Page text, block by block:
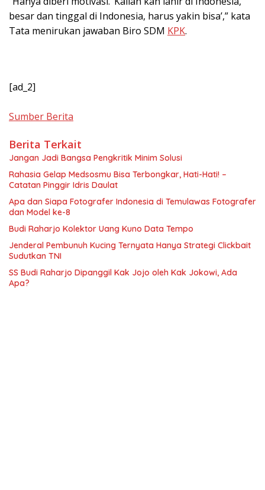
besar dan tinggal di Indonesia, harus yakin bisa’,” kata
Tata menirukan jawaban Biro SDM KPK.
[ad_2]
Sumber Berita
Berita Terkait
Jangan Jadi Bangsa Pengkritik Minim Solusi
Rahasia Gelap Medsosmu Bisa Terbongkar, Hati-Hati! –
Catatan Pinggir Idris Daulat
Apa dan Siapa Fotografer Indonesia di Temulawas Fotografer
dan Model ke-8
Budi Raharjo Kolektor Uang Kuno Data Tempo
Jenderal Pembunuh Kucing Ternyata Hanya Strategi Clickbait
Sudutkan TNI
SS Budi Raharjo Dipanggil Kak Jojo oleh Kak Jokowi, Ada
Apa?